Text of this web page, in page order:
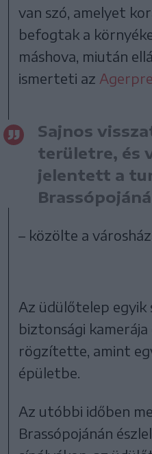
van szó, amelyet
befogtak a
máshova, miután
ismerteti az
Sajnos
területre, és
jelentett a
– közölte a
Az üdülőtelep egyik
biztonsági
rögzítette, amint
épületbe.
Az utóbbi időben
Brassópojánán